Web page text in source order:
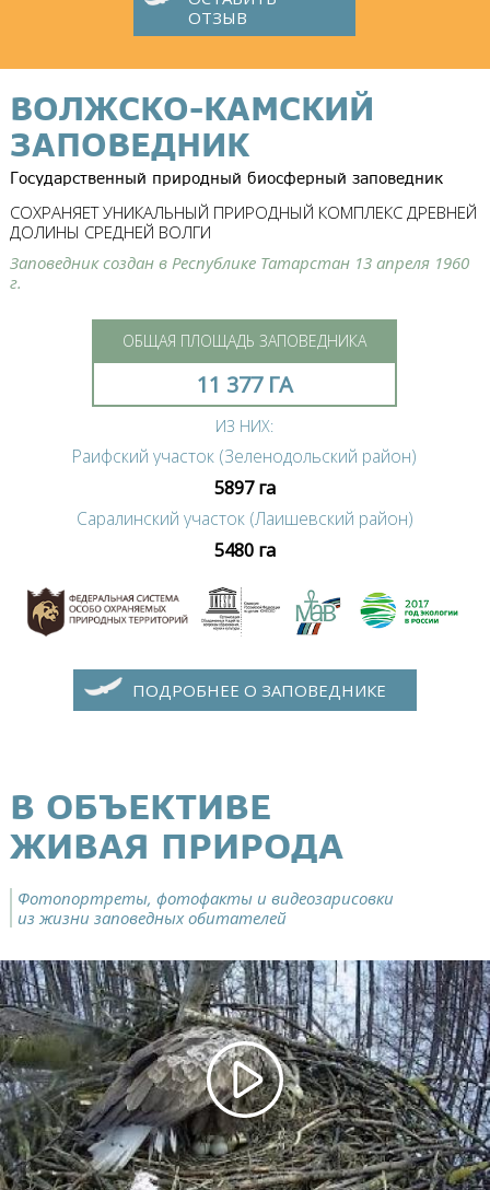
ОТЗЫВ
ВОЛЖСКО-КАМСКИЙ
ЗАПОВЕДНИК
Государственный природный биосферный заповедник
СОХРАНЯЕТ УНИКАЛЬНЫЙ ПРИРОДНЫЙ КОМПЛЕКС ДРЕВНЕЙ
ДОЛИНЫ СРЕДНЕЙ ВОЛГИ
Заповедник создан в Республике Татарстан 13 апреля 1960
г.
ОБЩАЯ ПЛОЩАДЬ ЗАПОВЕДНИКА
11 377 ГА
ИЗ НИХ:
Раифский участок (Зеленодольский район)
5897 га
Саралинский участок (Лаишевский район)
5480 га
ПОДРОБНЕЕ О ЗАПОВЕДНИКЕ
В ОБЪЕКТИВЕ
ЖИВАЯ ПРИРОДА
Фотопортреты, фотофакты и видеозарисовки
из жизни заповедных обитателей